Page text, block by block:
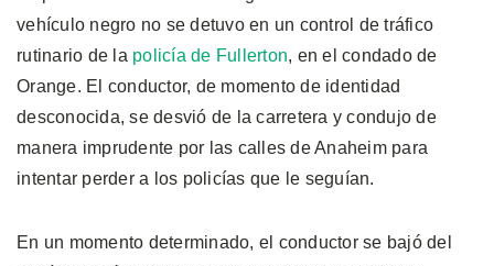
vehículo negro no se detuvo en un control de tráfico
rutinario de la policía de Fullerton, en el condado de
Orange. El conductor, de momento de identidad
desconocida, se desvió de la carretera y condujo de
manera imprudente por las calles de Anaheim para
intentar perder a los policías que le seguían.
En un momento determinado, el conductor se bajó del